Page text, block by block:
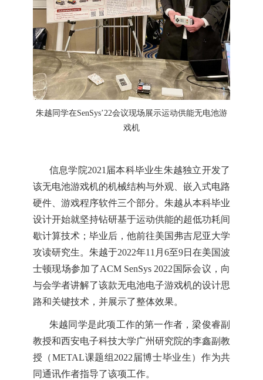
朱越同学在SenSys’22会议现场展示运动供能无电池游
戏机
信息学院2021届本科毕业生朱越独立开发了
该无电池游戏机的机械结构与外观、嵌入式电路
硬件、游戏程序软件三个部分。朱越从本科毕业
设计开始就坚持钻研基于运动供能的超低功耗间
歇计算技术；毕业后，他前往美国弗吉尼亚大学
攻读研究生。朱越于2022年11月6至9日在美国波
士顿现场参加了ACM SenSys 2022国际会议，向
与会学者讲解了该款无电池电子游戏机的设计思
路和关键技术，并展示了整体效果。
朱越同学是此项工作的第一作者，梁俊睿副
教授和西安电子科技大学广州研究院的李鑫副教
授（METAL课题组 2022 届博士毕业生） 作为共
同通讯作者指导了该项工作。